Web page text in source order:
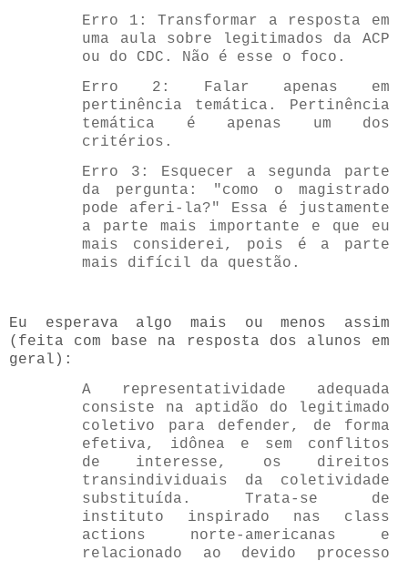
Erro 1: Transformar a resposta em
uma aula sobre legitimados da ACP
ou do CDC. Não é esse o foco.
Erro 2: Falar apenas em
pertinência temática. Pertinência
temática é apenas um dos
critérios.
Erro 3: Esquecer a segunda parte
da pergunta: "como o magistrado
pode aferi-la?" Essa é justamente
a parte mais importante e que eu
mais considerei, pois é a parte
mais difícil da questão.
Eu esperava algo mais ou menos assim
(feita com base na resposta dos alunos em
geral):
A representatividade adequada
consiste na aptidão do legitimado
coletivo para defender, de forma
efetiva, idônea e sem conflitos
de interesse, os direitos
transindividuais da coletividade
substituída. Trata-se de
instituto inspirado nas class
actions norte-americanas e
relacionado ao devido processo